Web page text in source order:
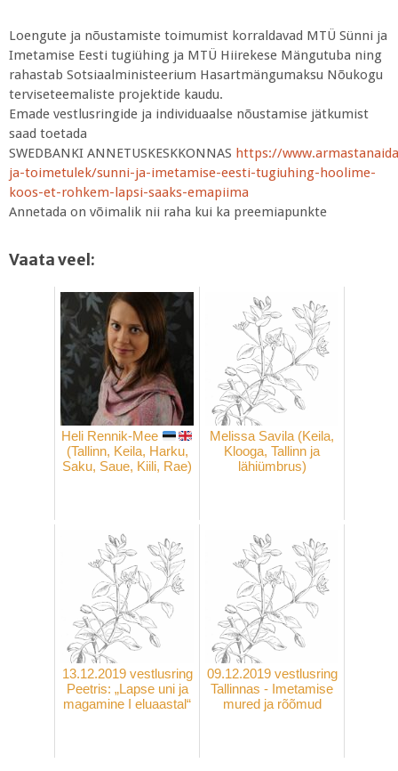
Loengute ja nõustamiste toimumist korraldavad MTÜ Sünni ja
Imetamise Eesti tugiühing ja MTÜ Hiirekese Mängutuba ning
rahastab Sotsiaalministeerium Hasartmängumaksu Nõukogu
terviseteemaliste projektide kaudu.
Emade vestlusringide ja individuaalse nõustamise jätkumist
saad toetada
SWEDBANKI ANNETUSKESKKONNAS https://
ja-toimetulek/sunni-ja-imetamise-eesti-tugiuhing-hoolime-
koos-et-rohkem-lapsi-saaks-emapiima
Annetada on võimalik nii raha kui ka preemiapunkte
Vaata veel:
Heli Rennik-Mee
(Tallinn, Keila, Harku,
Saku, Saue, Kiili, Rae)
Melissa Savila (Keila,
Klooga, Tallinn ja
lähiümbrus)
13.12.2019 vestlusring
Peetris: „Lapse uni ja
magamine I eluaastal“
09.12.2019 vestlusring
Tallinnas - Imetamise
mured ja rõõmud